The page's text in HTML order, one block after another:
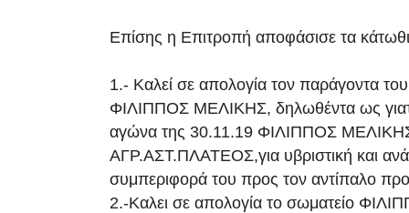
Επίσης η Επιτροπή αποφάσισε τα
1.- Καλεί σε απολογία τον παράγοντα
ΦΙΛΙΠΠΟΣ ΜΕΛΙΚΗΣ, δηλωθέντα ως
αγώνα της 30.11.19 ΦΙΛΙΠΠΟΣ
ΑΓΡ.ΑΣΤ.ΠΛΑΤΕΟΣ,για υβριστική και
συμπεριφορά του προς τον αντίπαλο
2.-Καλει σε απολογία το σωματείο